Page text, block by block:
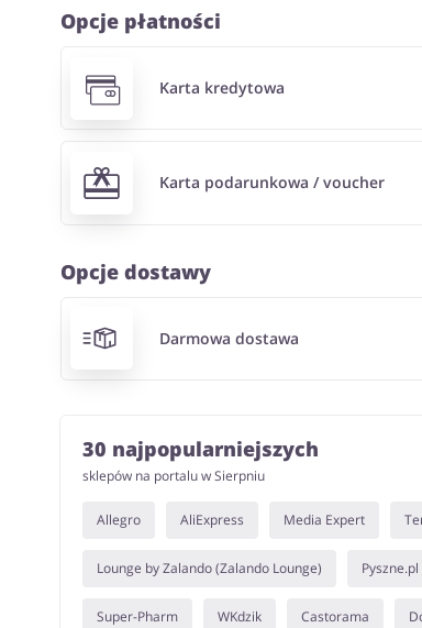
Opcje płatności
Karta kredytowa
Karta podarunkowa / voucher
Opcje dostawy
Darmowa dostawa
30 najpopularniejszych
sklepów na portalu w Sierpniu
Allegro AliExpress Media Expert
Lounge by Zalando (Zalando Lounge) Pyszne.pl
Super-Pharm WKdzik Castorama